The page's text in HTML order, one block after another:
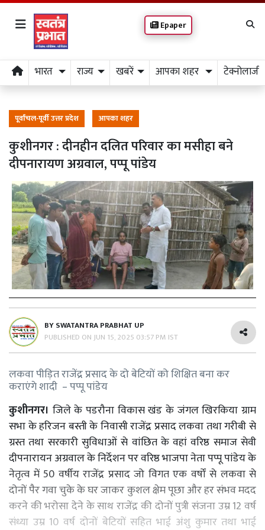
Epaper
भारत राज्य खबरें आपका शहर टेक्नोलाजी
पूर्वांचल-पूर्वी उत्तर प्रदेश आपका शहर
कुशीनगर : दीनहीन दलित परिवार का मसीहा बने
दीपनारायण अग्रवाल, पप्पू पांडेय
BYSWATANTRA PRABHAT UP
PUBLISHED ONJUN 15, 2025 03:57 PM IST
लकवा पीड़ित राजेंद्र प्रसाद के दो बेटियों को शिक्षित बना कर
कराएंगे शादी – पप्पू पांडेय
कुशीनगर। जिले के पडरौना विकास खंड के जंगल खिरकिया ग्राम
सभा के हरिजन बस्ती के निवासी राजेंद्र प्रसाद लकवा तथा गरीबी से
ग्रस्त तथा सरकारी सुविधाओं से वांछित के वहां वरिष्ठ समाज सेवी
दीपनारायन अग्रवाल के निर्देशन पर वरिष्ठ भाजपा नेता पप्पू पांडेय के
नेतृत्व में 50 वर्षीय राजेंद्र प्रसाद जो विगत एक वर्षों से लकवा से
दोनों पैर गवा चुके के घर जाकर कुशल क्षेम पूछा और हर संभव मदद
करने की भरोसा देने के साथ राजेंद्र की दोनों पुत्री संजना उम्र 12 वर्ष
संध्या उम्र 10 वर्ष दोनों बेटियों सहित भाई अंशु कुमार तथा भाई